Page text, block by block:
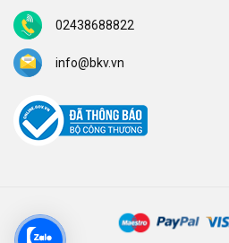
02438688822
info@bkv.vn